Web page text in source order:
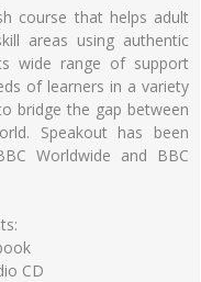
course that helps adult
areas using authentic
wide range of support
of learners in a variety
bridge the gap between
Speakout has been
Worldwide and BBC
CD